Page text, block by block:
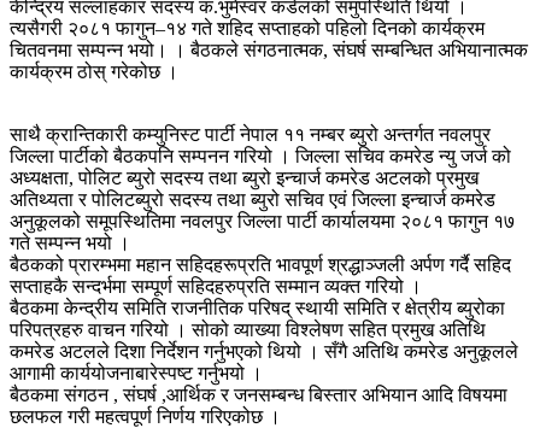
केन्द्रिय सल्लाहकार सदस्य क.भुमेस्वर कडेलको समुपस्थिति थियो ।
त्यसैगरी २०८१ फागुन–१४ गते शहिद सप्ताहको पहिलो दिनको कार्यक्रम
चितवनमा सम्पन्न भयो। । बैठकले संगठनात्मक, संघर्ष सम्बन्धित अभियानात्मक
कार्यक्रम ठोस् गरेकोछ ।
साथै क्रान्तिकारी कम्युनिस्ट पार्टी नेपाल ११ नम्बर ब्युरो अन्तर्गत नवलपुर
जिल्ला पार्टीको बैठकपनि सम्पनन गरियो । जिल्ला सचिव कमरेड न्यु जर्ज को
अध्यक्षता, पोलिट ब्युरो सदस्य तथा ब्युरो इन्चार्ज कमरेड अटलको प्रमुख
अतिथ्यता र पोलिटब्युरो सदस्य तथा ब्युरो सचिव एवं जिल्ला इन्चार्ज कमरेड
अनुकूलको समूपस्थितिमा नवलपुर जिल्ला पार्टी कार्यालयमा २०८१ फागुन १७
गते सम्पन्न भयो ।
बैठकको प्रारम्भमा महान सहिदहरूप्रति भावपूर्ण श्रद्धाञ्जली अर्पण गर्दै सहिद
सप्ताहकै सन्दर्भमा सम्पूर्ण सहिदहरुप्रति सम्मान व्यक्त गरियो ।
बैठकमा केन्द्रीय समिति राजनीतिक परिषद् स्थायी समिति र क्षेत्रीय ब्युरोका
परिपत्रहरु वाचन गरियो । सोको व्याख्या विश्लेषण सहित प्रमुख अतिथि
कमरेड अटलले दिशा निर्देशन गर्नुभएको थियो । सँगै अतिथि कमरेड अनुकूलले
आगामी कार्ययोजनाबारेस्पष्ट गर्नुभयो ।
बैठकमा संगठन , संघर्ष ,आर्थिक र जनसम्बन्ध बिस्तार अभियान आदि विषयमा
छलफल गरी महत्वपूर्ण निर्णय गरिएकोछ ।